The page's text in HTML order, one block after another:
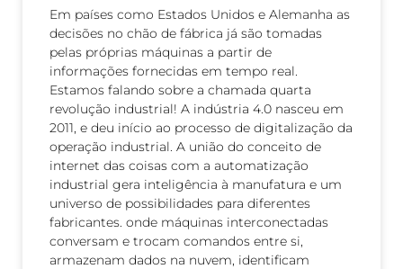
Em países como Estados Unidos e Alemanha as
decisões no chão de fábrica já são tomadas
pelas próprias máquinas a partir de
informações fornecidas em tempo real.
Estamos falando sobre a chamada quarta
revolução industrial! A indústria 4.0 nasceu em
2011, e deu início ao processo de digitalização da
operação industrial. A união do conceito de
internet das coisas com a automatização
industrial gera inteligência à manufatura e um
universo de possibilidades para diferentes
fabricantes. onde máquinas interconectadas
conversam e trocam comandos entre si,
armazenam dados na nuvem, identificam